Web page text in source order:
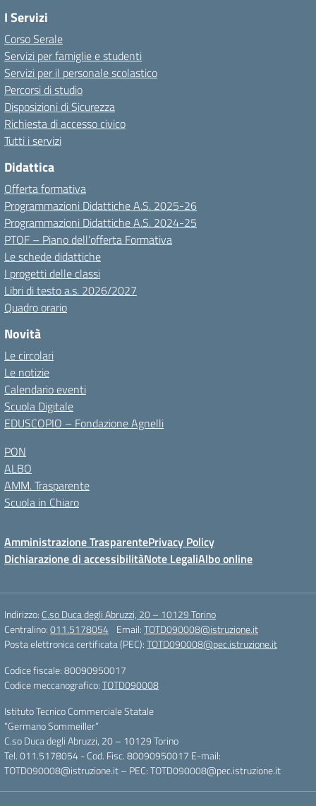
I Servizi
Corso Serale
Servizi per famiglie e studenti
Servizi per il personale scolastico
Percorsi di studio
Disposizioni di Sicurezza
Richiesta di accesso civico
Tutti i servizi
Didattica
Offerta formativa
Programmazioni Didattiche A.S. 2025-26
Programmazioni Didattiche A.S. 2024-25
PTOF – Piano dell’offerta Formativa
Le schede didattiche
I progetti delle classi
Libri di testo a.s. 2026/2027
Quadro orario
Novità
Le circolari
Le notizie
Calendario eventi
Scuola Digitale
EDUSCOPIO – Fondazione Agnelli
PON
ALBO
AMM. Trasparente
Scuola in Chiaro
Amministrazione TrasparentePrivacy Policy
Dichiarazione di accessibilitàNote LegaliAlbo online
Indirizzo: C.so Duca degli Abruzzi, 20 – 10129 Torino
Centralino:011.5178054 Email:TOTD090008@istruzione.it
Posta elettronica certificata (PEC):TOTD090008@pec.istruzione.it
Codice fiscale: 80090950017
Codice meccanografico:TOTD090008
Istituto Tecnico Commerciale Statale
“Germano Sommeiller”
C.so Duca degli Abruzzi, 20 – 10129 Torino
Tel. 011.5178054 - Cod. Fisc. 80090950017 E-mail:
TOTD090008@istruzione.it – PEC: TOTD090008@pec.istruzione.it